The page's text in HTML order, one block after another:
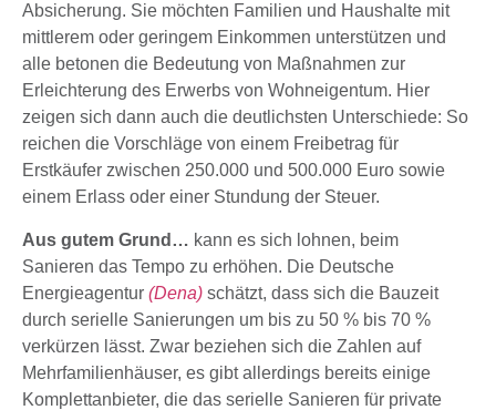
Absicherung. Sie möchten Familien und Haushalte mit
mittlerem oder geringem Einkommen unterstützen und
alle betonen die Bedeutung von Maßnahmen zur
Erleichterung des Erwerbs von Wohneigentum. Hier
zeigen sich dann auch die deutlichsten Unterschiede: So
reichen die Vorschläge von einem Freibetrag für
Erstkäufer zwischen 250.000 und 500.000 Euro sowie
einem Erlass oder einer Stundung der Steuer.
Aus gutem Grund… kann es sich lohnen, beim
Sanieren das Tempo zu erhöhen. Die Deutsche
Energieagentur (Dena) schätzt, dass sich die Bauzeit
durch serielle Sanierungen um bis zu 50 % bis 70 %
verkürzen lässt. Zwar beziehen sich die Zahlen auf
Mehrfamilienhäuser, es gibt allerdings bereits einige
Komplettanbieter, die das serielle Sanieren für private